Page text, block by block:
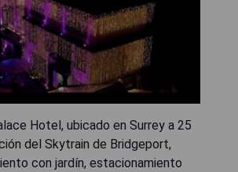
Hotel, ubicado en Surrey a 25
del Skytrain de Bridgeport,
con jardín, estacionamiento